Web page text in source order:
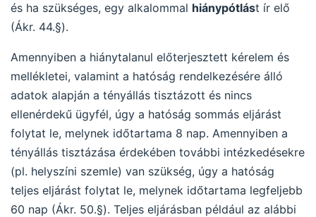
és ha szükséges, egy alkalommal hiánypótlást ír elő
(Ákr. 44.§).
Amennyiben a hiánytalanul előterjesztett kérelem és
mellékletei, valamint a hatóság rendelkezésére álló
adatok alapján a tényállás tisztázott és nincs
ellenérdekű ügyfél, úgy a hatóság sommás eljárást
folytat le, melynek időtartama 8 nap. Amennyiben a
tényállás tisztázása érdekében további intézkedésekre
(pl. helyszíni szemle) van szükség, úgy a hatóság
teljes eljárást folytat le, melynek időtartama legfeljebb
60 nap (Ákr. 50.§). Teljes eljárásban például az alábbi